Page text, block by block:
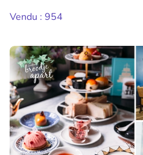
Vendu : 954